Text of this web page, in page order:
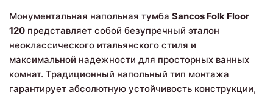
Монументальная напольная тумба Sancos Folk Floor
120 представляет собой безупречный эталон
неоклассического итальянского стиля и
максимальной надежности для просторных ванных
комнат. Традиционный напольный тип монтажа
гарантирует абсолютную устойчивость конструкции,